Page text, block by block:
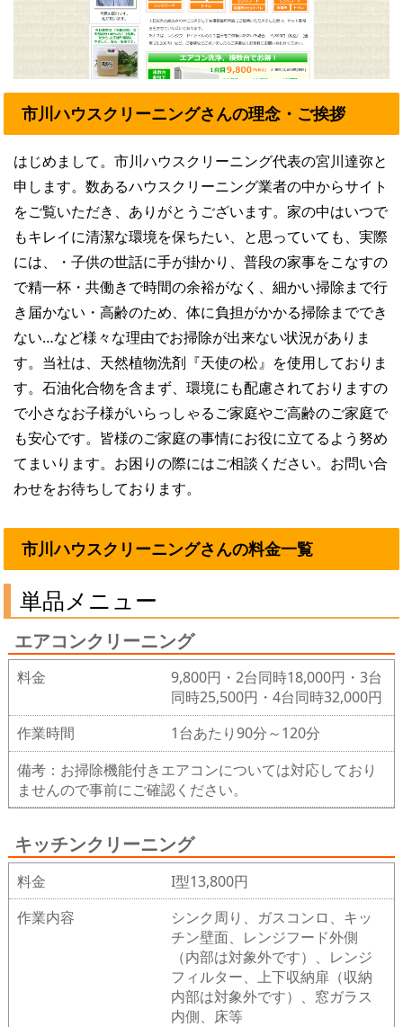
市川ハウスクリーニングさんの理念・ご挨拶
はじめまして。市川ハウスクリーニング代表の宮川達弥と
申します。数あるハウスクリーニング業者の中からサイト
をご覧いただき、ありがとうございます。家の中はいつで
もキレイに清潔な環境を保ちたい、と思っていても、実際
には、・子供の世話に手が掛かり、普段の家事をこなすの
で精一杯・共働きで時間の余裕がなく、細かい掃除まで行
き届かない・高齢のため、体に負担がかかる掃除まででき
ない…など様々な理由でお掃除が出来ない状況がありま
す。当社は、天然植物洗剤『天使の松』を使用しておりま
す。石油化合物を含まず、環境にも配慮されておりますの
で小さなお子様がいらっしゃるご家庭やご高齢のご家庭で
も安心です。皆様のご家庭の事情にお役に立てるよう努め
てまいります。お困りの際にはご相談ください。お問い合
わせをお待ちしております。
市川ハウスクリーニングさんの料金一覧
単品メニュー
エアコンクリーニング
料金
9,800円・2台同時18,000円・3台
同時25,500円・4台同時32,000円
作業時間
1台あたり90分～120分
備考：お掃除機能付きエアコンについては対応しており
ませんので事前にご確認ください。
キッチンクリーニング
料金
I型13,800円
作業内容
シンク周り、ガスコンロ、キッ
チン壁面、レンジフード外側
（内部は対象外です）、レンジ
フィルター、上下収納扉（収納
内部は対象外です）、窓ガラス
内側、床等